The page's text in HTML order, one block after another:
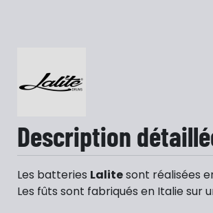
Description
Les batteries Lalitesont réalisées
Les fûts sont fabriqués en Italie sur